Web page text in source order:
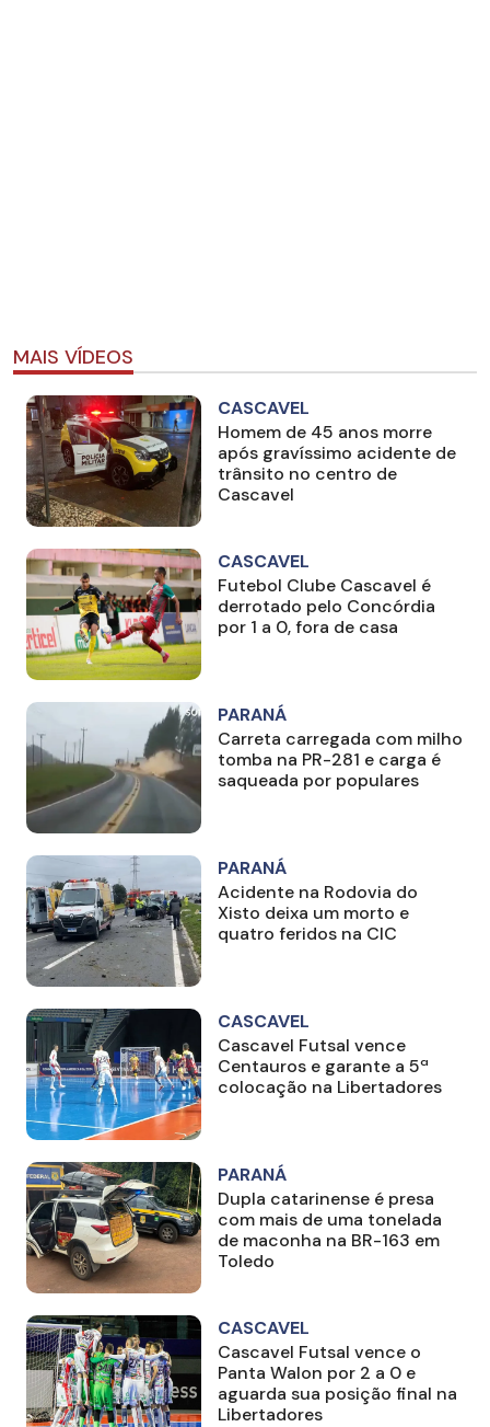
MAIS VÍDEOS
CASCAVEL
Homem de 45 anos morre
após gravíssimo acidente de
trânsito no centro de
Cascavel
CASCAVEL
Futebol Clube Cascavel é
derrotado pelo Concórdia
por 1 a 0, fora de casa
PARANÁ
Carreta carregada com milho
tomba na PR-281 e carga é
saqueada por populares
PARANÁ
Acidente na Rodovia do
Xisto deixa um morto e
quatro feridos na CIC
CASCAVEL
Cascavel Futsal vence
Centauros e garante a 5ª
colocação na Libertadores
PARANÁ
Dupla catarinense é presa
com mais de uma tonelada
de maconha na BR-163 em
Toledo
CASCAVEL
Cascavel Futsal vence o
Panta Walon por 2 a 0 e
aguarda sua posição final na
Libertadores